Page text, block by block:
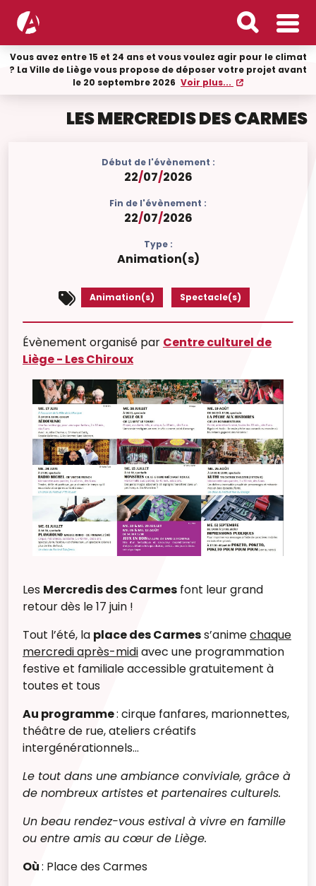
Vous avez entre 15 et 24 ans et vous voulez agir pour le climat
? La Ville de Liège vous propose de déposer votre projet avant
le 20 septembre 2026 Voir plus...
LES MERCREDIS DES CARMES
Début de l'évènement :
22/07/2026
Fin de l'évènement :
22/07/2026
Type :
Animation(s)
Animation(s) Spectacle(s)
Évènement organisé par Centre culturel de
Liège - Les Chiroux
Les Mercredis des Carmes font leur grand
retour dès le 17 juin !
Tout l’été, la place des Carmess’animechaque
mercredi après-midiavec une programmation
festive et familiale accessible gratuitement à
toutes et tous
Au programme: cirque fanfares, marionnettes,
théâtre de rue,ateliers créatifs
intergénérationnels...
Le tout dans une ambiance conviviale, grâce à
de nombreux artistes et partenaires culturels.
Un beau rendez-vous estival à vivre en famille
ou entre amis au cœur de Liège.
Où: Place des Carmes